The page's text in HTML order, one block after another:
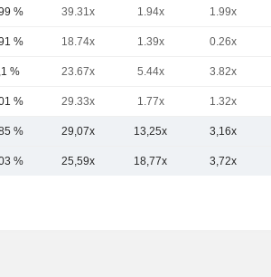
% 39.31x 1.94x 1.99x
% 18.74x 1.39x 0.26x
% 23.67x 5.44x 3.82x
% 29.33x 1.77x 1.32x
% 29,07x 13,25x 3,16x
% 25,59x 18,77x 3,72x